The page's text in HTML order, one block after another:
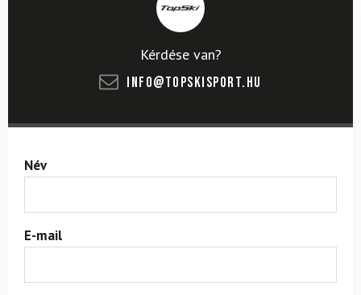
Kérdése van?
info@topskisport.hu
Név
E-mail